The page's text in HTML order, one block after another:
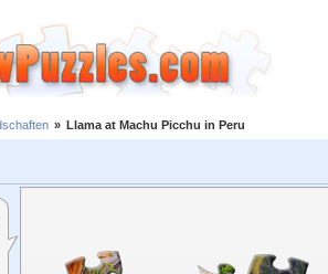
» Llama at Machu Picchu in Peru